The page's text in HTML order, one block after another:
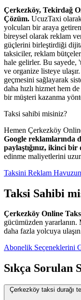
Çerkezköy, Tekirdağ
Çözüm. UcuzTaxi
yolcuları bir araya
bireysel olarak reklam
güçlerini birleştirdiği
taksiciler, reklam
hale gelirler. Bu sayede,
ve organize listeye
geçmesini sağlayarak
daha hızlı hizmet hem
bir müşteri kazanma
Taksi sahibi misiniz?
Hemen Çerkezköy
Google reklamlarında
paylaştığınız, ikinci
edinme maliyetlerini
Taksini Reklam
Taksi Sahibi
Çerkezköy Online
gücümüzden
daha fazla yolcuya
Abonelik Seçeneklerini
Sıkça Sorulan
Çerkezköy taksi durağı